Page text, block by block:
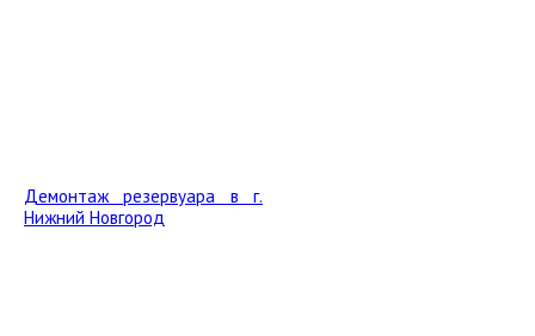
Демонтаж резервуара в г.
Нижний Новгород